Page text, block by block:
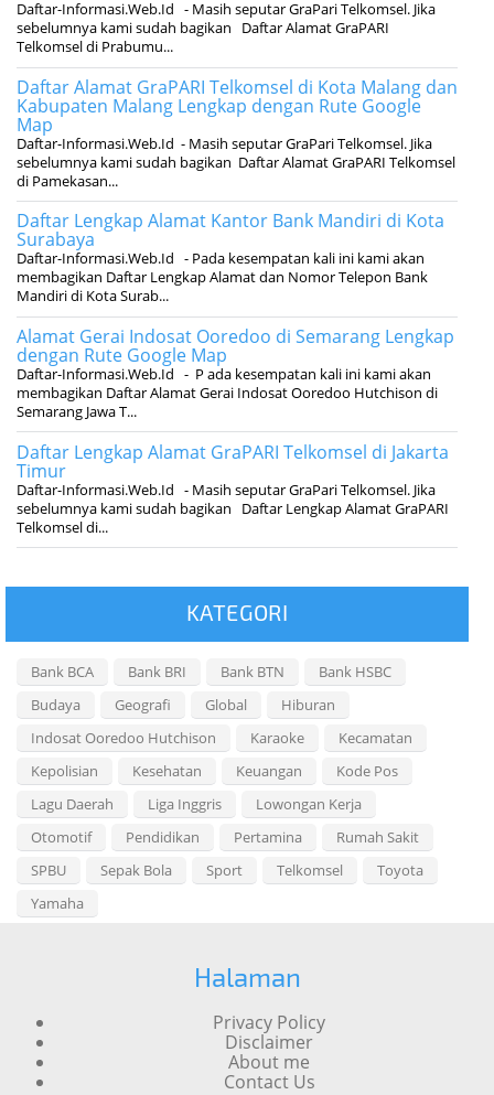
Daftar-Informasi.Web.Id - Masih seputar GraPari Telkomsel. Jika
sebelumnya kami sudah bagikan Daftar Alamat GraPARI
Telkomsel di Prabumu...
Daftar Alamat GraPARI Telkomsel di Kota Malang dan
Kabupaten Malang Lengkap dengan Rute Google
Map
Daftar-Informasi.Web.Id - Masih seputar GraPari Telkomsel. Jika
sebelumnya kami sudah bagikan Daftar Alamat GraPARI Telkomsel
di Pamekasan...
Daftar Lengkap Alamat Kantor Bank Mandiri di Kota
Surabaya
Daftar-Informasi.Web.Id - Pada kesempatan kali ini kami akan
membagikan Daftar Lengkap Alamat dan Nomor Telepon Bank
Mandiri di Kota Surab...
Alamat Gerai Indosat Ooredoo di Semarang Lengkap
dengan Rute Google Map
Daftar-Informasi.Web.Id - P ada kesempatan kali ini kami akan
membagikan Daftar Alamat Gerai Indosat Ooredoo Hutchison di
Semarang Jawa T...
Daftar Lengkap Alamat GraPARI Telkomsel di Jakarta
Timur
Daftar-Informasi.Web.Id - Masih seputar GraPari Telkomsel. Jika
sebelumnya kami sudah bagikan Daftar Lengkap Alamat GraPARI
Telkomsel di...
KATEGORI
Bank BCA Bank BRI Bank BTN
Bank HSBC
Budaya
Geografi Global
Hiburan
Indosat Ooredoo Hutchison
Karaoke
Kecamatan
Kepolisian
Kesehatan Keuangan
Kode Pos
Lagu Daerah
Liga Inggris
Lowongan Kerja
Otomotif
Pendidikan Pertamina
Rumah Sakit
SPBU
Sepak Bola Sport Telkomsel
Toyota
Yamaha
Halaman
Privacy Policy
Disclaimer
About me
Contact Us